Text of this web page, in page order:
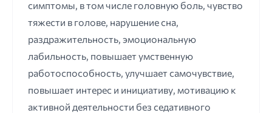
симптомы, в том числе головную боль, чувство
тяжести в голове, нарушение сна,
раздражительность, эмоциональную
лабильность, повышает умственную
работоспособность, улучшает самочувствие,
повышает интерес и инициативу, мотивацию к
активной деятельности без седативного